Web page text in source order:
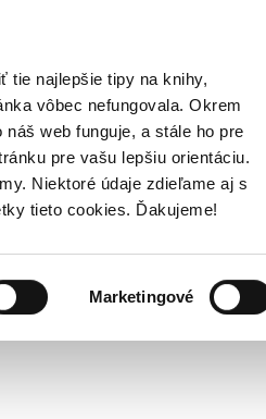
tie najlepšie tipy na knihy,
vôbec nefungovala. Okrem
web funguje, a stále ho pre
pre vašu lepšiu orientáciu.
Niektoré údaje zdieľame aj s
tieto cookies. Ďakujeme!
Marketingové